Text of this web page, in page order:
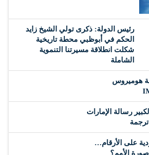
رئيس الدولة: ذكرى تولي الشيخ زايد
الحكم في أبوظبي محطة تاريخية
شكلت انطلاقة مسيرتنا التنموية
الشاملة
هوميروس
رسالة الإمارات
ترجمة
على الأرقام…
الأمم؟